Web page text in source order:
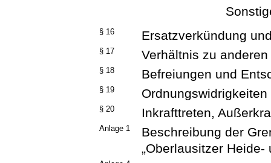
§ 16 Ersatzverkündung
§ 17 Verhältnis zu
§ 18 Befreiungen und
§ 19 Ordnungswidrigkeiten
§ 20 Inkrafttreten,
Anlage 1
Beschreibung der
„Oberlausitzer Heide-